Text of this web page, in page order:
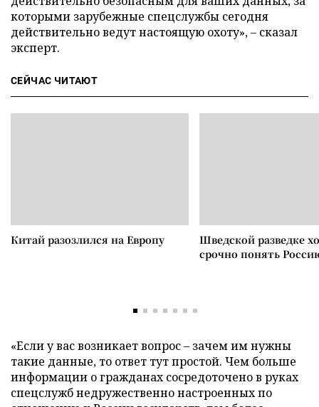
которыми зарубежные спецслужбы сегодня
действительно ведут настоящую охоту», – сказал
эксперт.
СЕЙЧАС ЧИТАЮТ
Китай разозлился на Европу
Шведской разведке
срочно понять
«Если у вас возникает вопрос – зачем им нужны
такие данные, то ответ тут простой. Чем больше
информации о гражданах сосредоточено в руках
спецслужб недружественно настроенных по